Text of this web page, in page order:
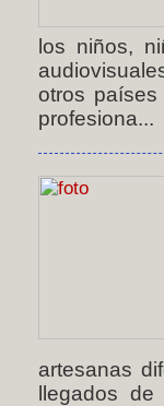
los niños,
otros
profesiona...
artesanas
llegados